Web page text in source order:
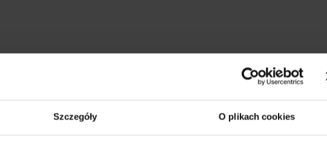
Szczegóły O plikach cookies